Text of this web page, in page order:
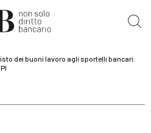
1° Ottobre
del TUF
dei buoni lavoro agli sportelli bancari: